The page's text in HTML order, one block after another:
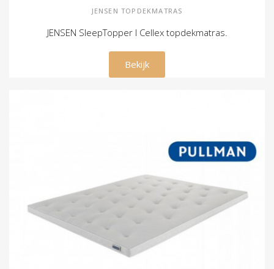
JENSEN TOPDEKMATRAS
JENSEN SleepTopper I Cellex topdekmatras.
€ 349,00
Bekijk